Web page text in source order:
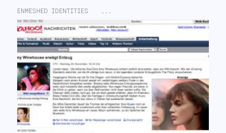
ENMESHED IDENTITIES ...